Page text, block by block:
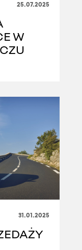
25.07.2025
W
31.01.2025